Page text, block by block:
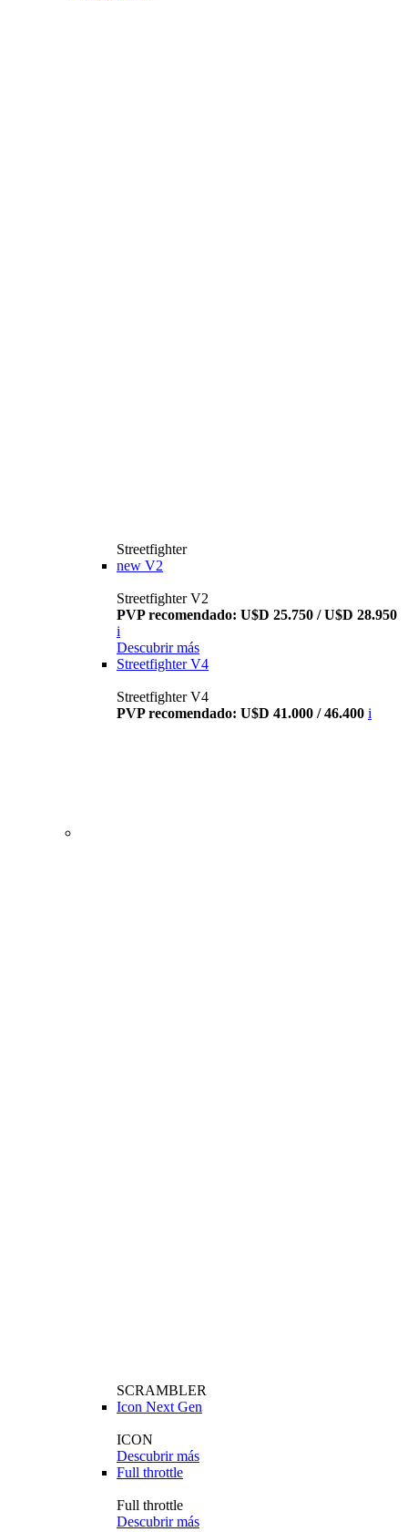
Streetfighter
new V2
Streetfighter V2
PVP recomendado: U$D 25.750 / U$D 28.950
i
Descubrir más
Streetfighter V4
Streetfighter V4
PVP recomendado: U$D 41.000 / 46.400 i
SCRAMBLER
Icon Next Gen
ICON
Descubrir más
Full throttle
Full throttle
Descubrir más